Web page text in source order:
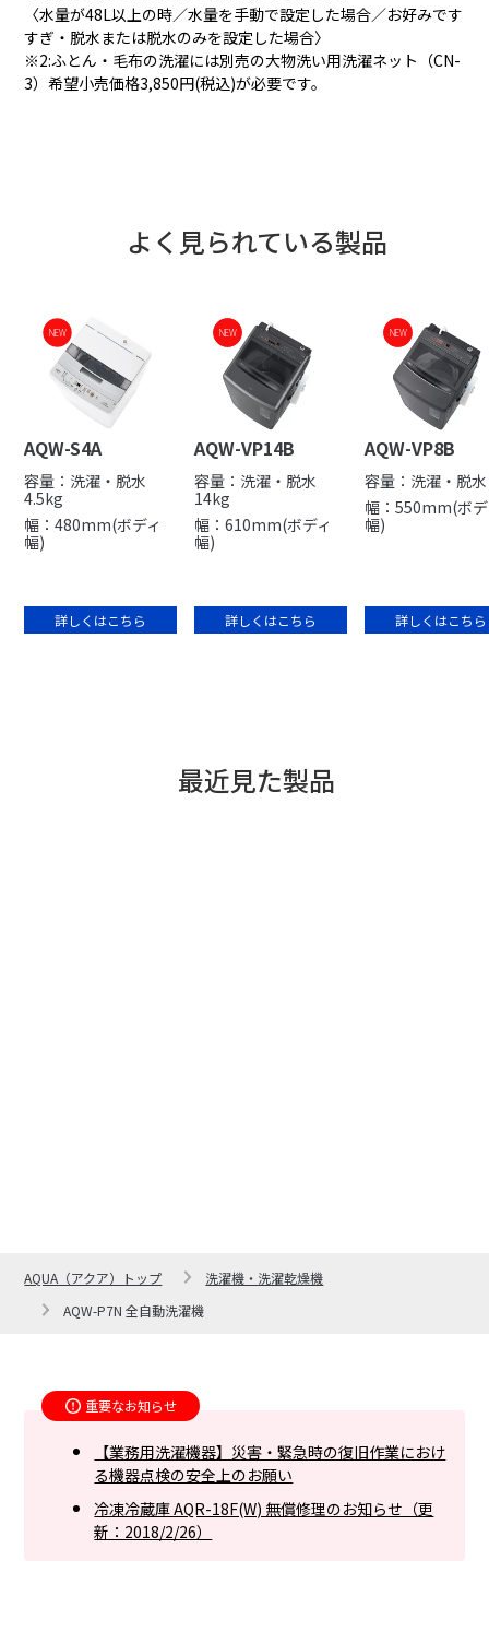
〈水量が48L以上の時／水量を手動で設定した場合／お好みです
すぎ・脱水または脱水のみを設定した場合〉
※2:ふとん・毛布の洗濯には別売の大物洗い用洗濯ネット（CN-
3）希望小売価格3,850円(税込)が必要です。
よく見られている製品
NEW
AQW-S4A
容量：洗濯・脱水
4.5kg
幅：480mm(ボディ
幅)
詳しくはこちら
NEW
NEW
AQW-VP14B
容量：洗濯・脱水
14kg
幅：610mm(ボディ
幅)
詳しくはこちら
NEW
NEW
AQW-VP8B
容量：洗濯・脱
幅：550mm(ボ
幅)
詳しくはこちら
最近見た製品
AQUA（アクア）トップ
洗濯機・洗濯乾燥機
AQW-P7N 全自動洗濯機
重要なお知らせ
【業務用洗濯機器】災害・緊急時の復旧作業におけ
る機器点検の安全上のお願い
冷凍冷蔵庫 AQR-18F(W) 無償修理のお知らせ（更
新：2018/2/26）